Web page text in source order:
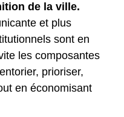
de la ville.
et plus
sont en
les composantes
prioriser,
en économisant